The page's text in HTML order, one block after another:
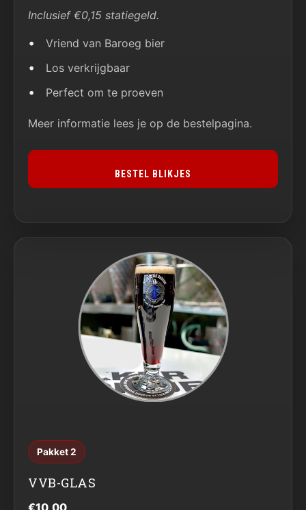
Inclusief €0,15 statiegeld.
Vriend van Baroeg bier
Los verkrijgbaar
Perfect om te proeven
Meer informatie lees je op de bestelpagina.
BESTEL BLIKJES
Pakket 2
VVB-GLAS